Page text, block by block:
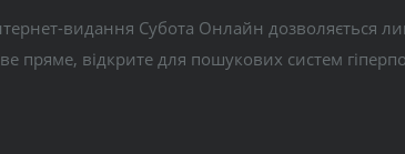
видання Субота Онлайн дозволяється
пряме, відкрите для пошукових систем